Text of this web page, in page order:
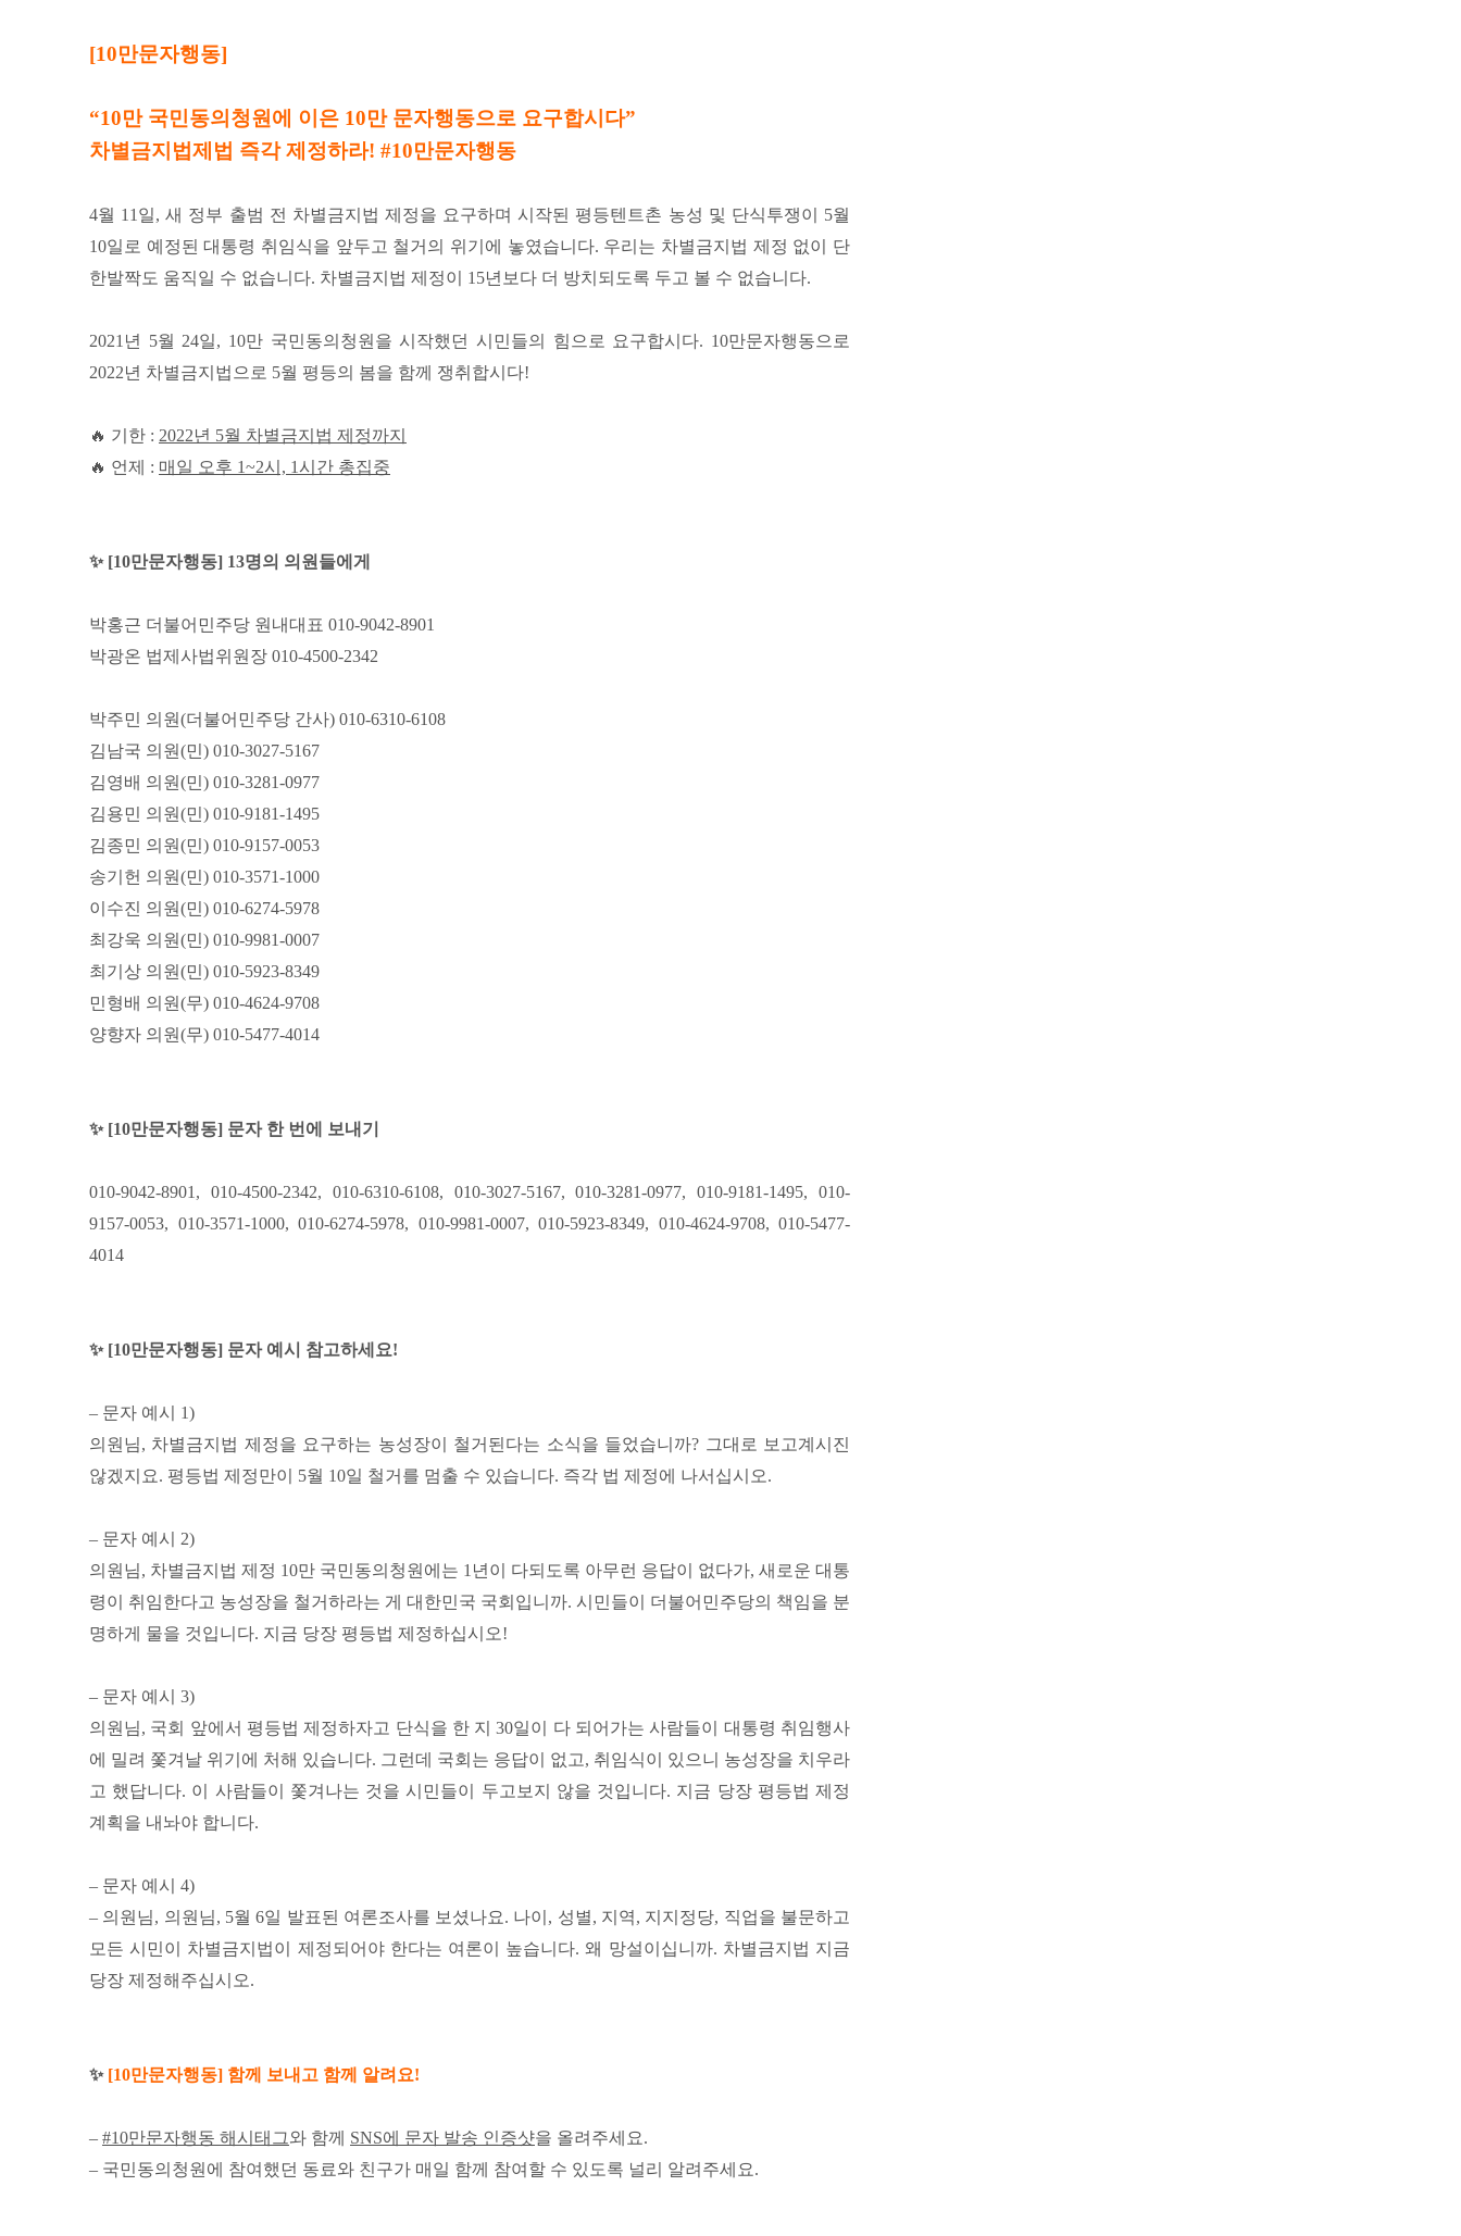
[10만문자행동]
“10만 국민동의청원에 이은 10만 문자행동으로 요구합시다”
차별금지법제법 즉각 제정하라! #10만문자행동
4월 11일, 새 정부 출범 전 차별금지법 제정을 요구하며 시작된 평등텐트촌 농성 및 단식투쟁이 5월
10일로 예정된 대통령 취임식을 앞두고 철거의 위기에 놓였습니다. 우리는 차별금지법 제정 없이 단
한발짝도 움직일 수 없습니다. 차별금지법 제정이 15년보다 더 방치되도록 두고 볼 수 없습니다.
2021년 5월 24일, 10만 국민동의청원을 시작했던 시민들의 힘으로 요구합시다. 10만문자행동으로
2022년 차별금지법으로 5월 평등의 봄을 함께 쟁취합시다!
🔥 기한 : 2022년 5월 차별금지법 제정까지
🔥 언제 : 매일 오후 1~2시, 1시간 총집중
✨ [10만문자행동] 13명의 의원들에게
박홍근 더불어민주당 원내대표 010-9042-8901
박광온 법제사법위원장 010-4500-2342
박주민 의원(더불어민주당 간사) 010-6310-6108
김남국 의원(민) 010-3027-5167
김영배 의원(민) 010-3281-0977
김용민 의원(민) 010-9181-1495
김종민 의원(민) 010-9157-0053
송기헌 의원(민) 010-3571-1000
이수진 의원(민) 010-6274-5978
최강욱 의원(민) 010-9981-0007
최기상 의원(민) 010-5923-8349
민형배 의원(무) 010-4624-9708
양향자 의원(무) 010-5477-4014
✨ [10만문자행동] 문자 한 번에 보내기
010-9042-8901, 010-4500-2342, 010-6310-6108, 010-3027-5167, 010-3281-0977, 010-9181-1495, 010-
9157-0053, 010-3571-1000, 010-6274-5978, 010-9981-0007, 010-5923-8349, 010-4624-9708, 010-5477-
4014
✨ [10만문자행동] 문자 예시 참고하세요!
– 문자 예시 1)
의원님, 차별금지법 제정을 요구하는 농성장이 철거된다는 소식을 들었습니까? 그대로 보고계시진
않겠지요. 평등법 제정만이 5월 10일 철거를 멈출 수 있습니다. 즉각 법 제정에 나서십시오.
– 문자 예시 2)
의원님, 차별금지법 제정 10만 국민동의청원에는 1년이 다되도록 아무런 응답이 없다가, 새로운 대통
령이 취임한다고 농성장을 철거하라는 게 대한민국 국회입니까. 시민들이 더불어민주당의 책임을 분
명하게 물을 것입니다. 지금 당장 평등법 제정하십시오!
– 문자 예시 3)
의원님, 국회 앞에서 평등법 제정하자고 단식을 한 지 30일이 다 되어가는 사람들이 대통령 취임행사
에 밀려 쫓겨날 위기에 처해 있습니다. 그런데 국회는 응답이 없고, 취임식이 있으니 농성장을 치우라
고 했답니다. 이 사람들이 쫓겨나는 것을 시민들이 두고보지 않을 것입니다. 지금 당장 평등법 제정
계획을 내놔야 합니다.
– 문자 예시 4)
– 의원님, 의원님, 5월 6일 발표된 여론조사를 보셨나요. 나이, 성별, 지역, 지지정당, 직업을 불문하고
모든 시민이 차별금지법이 제정되어야 한다는 여론이 높습니다. 왜 망설이십니까. 차별금지법 지금
당장 제정해주십시오.
✨[10만문자행동] 함께 보내고 함께 알려요!
– #10만문자행동 해시태그와 함께 SNS에 문자 발송 인증샷을 올려주세요.
– 국민동의청원에 참여했던 동료와 친구가 매일 함께 참여할 수 있도록 널리 알려주세요.